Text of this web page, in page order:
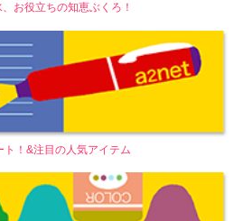
お役立ちの知恵ぶくろ！
ト！&注目の人気アイテム